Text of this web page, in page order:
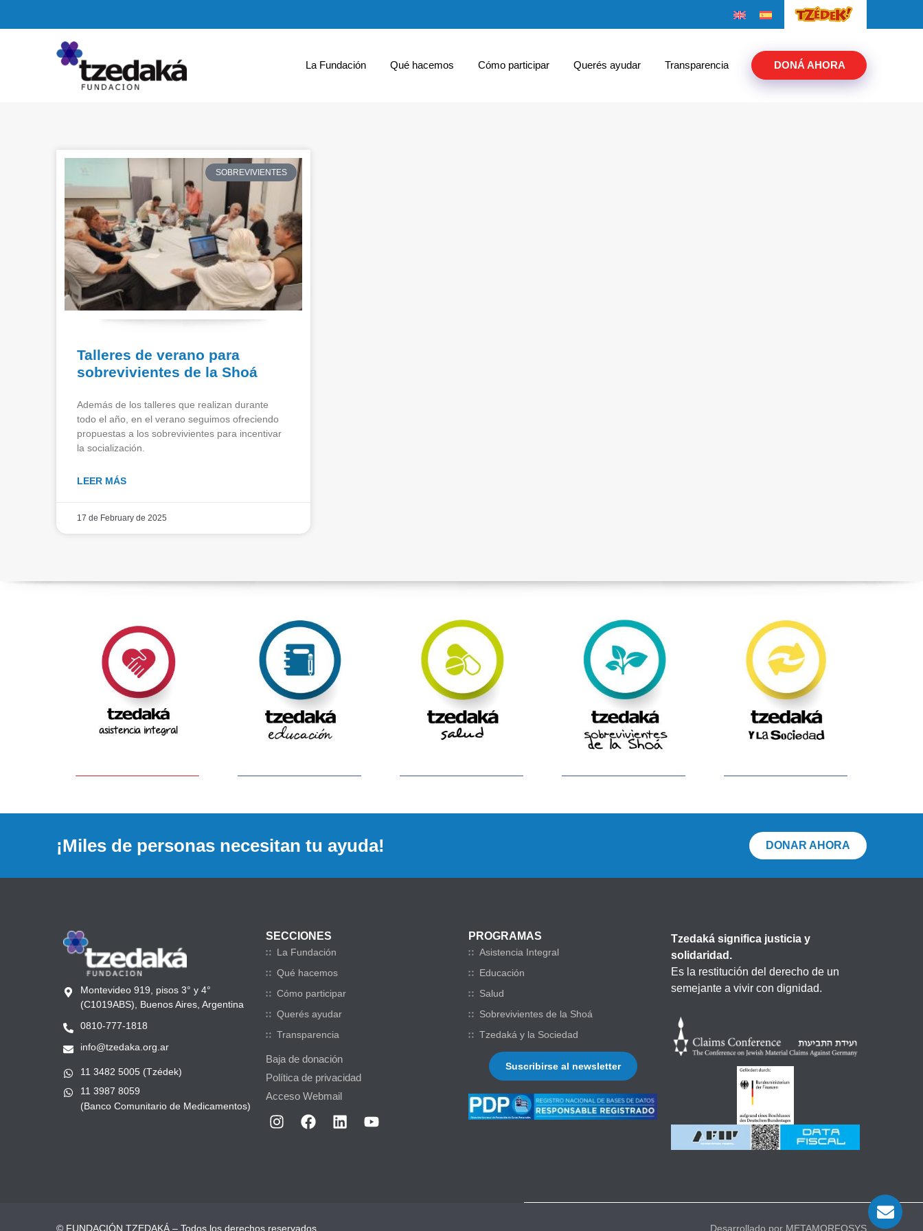
La Fundación Qué hacemos Cómo participar Querés ayudar Transparencia DONÁ AHORA
SOBREVIVIENTES
Talleres de verano para
sobrevivientes de la Shoá
Además de los talleres que realizan durante
todo el año, en el verano seguimos ofreciendo
propuestas a los sobrevivientes para incentivar
la socialización.
LEER MÁS
17 de February de 2025
¡Miles de personas necesitan tu ayuda! DONAR AHORA
Montevideo 919, pisos 3° y 4°
(C1019ABS), Buenos Aires, Argentina
0810-777-1818
info@tzedaka.org.ar
11 3482 5005 (Tzédek)
11 3987 8059
(Banco Comunitario de Medicamentos)
SECCIONES
La Fundación
Qué hacemos
Cómo participar
Querés ayudar
Transparencia
Baja de donación
Política de privacidad
Acceso Webmail
PROGRAMAS
Asistencia Integral
Educación
Salud
Sobrevivientes de la Shoá
Tzedaká y la Sociedad
Suscribirse al newsletter
Tzedaká significa justicia y
solidaridad.
Es la restitución del derecho de un
semejante a vivir con dignidad.
© FUNDACIÓN TZEDAKÁ – Todos los derechos reservados. Desarrollado por METAMORFOSYS